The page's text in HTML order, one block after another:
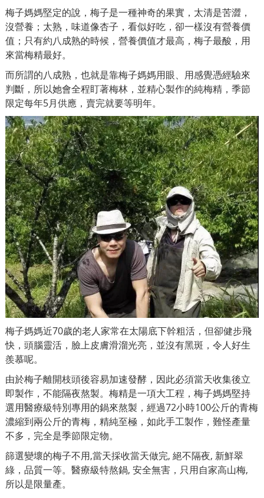
梅子媽媽堅定的說，梅子是一種神奇的果實，太清是苦澀，
沒營養；太熟，味道像杏子，看似好吃，卻一樣沒有營養價
值；只有約八成熟的時候，營養價值才最高，梅子最酸，用
來當梅精最好。
而所謂的八成熟，也就是靠梅子媽媽用眼、用感覺憑經驗來
判斷，所以她會全程盯著梅林，並精心製作的純梅精，季節
限定每年5月供應，賣完就要等明年。
梅子媽媽近70歲的老人家常在太陽底下幹粗活，但卻健步飛
快，頭腦靈活，臉上皮膚滑溜光亮，並沒有黑斑，令人好生
羨慕呢。
由於梅子離開枝頭後容易加速發酵，因此必須當天收集後立
即製作，不能隔夜熬製。梅精是一項大工程，梅子媽媽堅持
選用醫療級特別專用的鍋來熬製，經過72小時100公斤的青梅
濃縮到兩公斤的青梅，精純至極，如此手工製作，難怪產量
不多，完全是季節限定物。
篩選變壞的梅子不用,當天採收當天做完, 絕不隔夜, 新鮮翠
綠，品質一等。醫療級特熬鍋, 安全無害，只用自家高山梅,
所以是限量產。